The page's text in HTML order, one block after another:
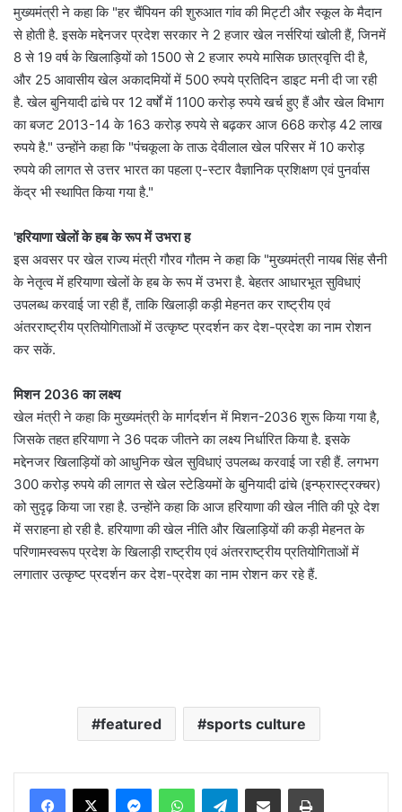
मुख्यमंत्री ने कहा कि "हर चैंपियन की शुरुआत गांव की मिट्टी और स्कूल के मैदान
से होती है. इसके मद्देनजर प्रदेश सरकार ने 2 हजार खेल नर्सरियां खोली हैं, जिनमें
8 से 19 वर्ष के खिलाड़ियों को 1500 से 2 हजार रुपये मासिक छात्रवृत्ति दी है,
और 25 आवासीय खेल अकादमियों में 500 रुपये प्रतिदिन डाइट मनी दी जा रही
है. खेल बुनियादी ढांचे पर 12 वर्षों में 1100 करोड़ रुपये खर्च हुए हैं और खेल विभाग
का बजट 2013-14 के 163 करोड़ रुपये से बढ़कर आज 668 करोड़ 42 लाख
रुपये है." उन्होंने कहा कि "पंचकूला के ताऊ देवीलाल खेल परिसर में 10 करोड़
रुपये की लागत से उत्तर भारत का पहला ए-स्टार वैज्ञानिक प्रशिक्षण एवं पुनर्वास
केंद्र भी स्थापित किया गया है."
'हरियाणा खेलों के हब के रूप में उभरा ह
इस अवसर पर खेल राज्य मंत्री गौरव गौतम ने कहा कि "मुख्यमंत्री नायब सिंह सैनी
के नेतृत्व में हरियाणा खेलों के हब के रूप में उभरा है. बेहतर आधारभूत सुविधाएं
उपलब्ध करवाई जा रही हैं, ताकि खिलाड़ी कड़ी मेहनत कर राष्ट्रीय एवं
अंतरराष्ट्रीय प्रतियोगिताओं में उत्कृष्ट प्रदर्शन कर देश-प्रदेश का नाम रोशन
कर सकें.
मिशन 2036 का लक्ष्य
खेल मंत्री ने कहा कि मुख्यमंत्री के मार्गदर्शन में मिशन-2036 शुरू किया गया है,
जिसके तहत हरियाणा ने 36 पदक जीतने का लक्ष्य निर्धारित किया है. इसके
मद्देनजर खिलाड़ियों को आधुनिक खेल सुविधाएं उपलब्ध करवाई जा रही हैं. लगभग
300 करोड़ रुपये की लागत से खेल स्टेडियमों के बुनियादी ढांचे (इन्फ्रास्ट्रक्चर)
को सुदृढ़ किया जा रहा है. उन्होंने कहा कि आज हरियाणा की खेल नीति की पूरे देश
में सराहना हो रही है. हरियाणा की खेल नीति और खिलाड़ियों की कड़ी मेहनत के
परिणामस्वरूप प्रदेश के खिलाड़ी राष्ट्रीय एवं अंतरराष्ट्रीय प्रतियोगिताओं में
लगातार उत्कृष्ट प्रदर्शन कर देश-प्रदेश का नाम रोशन कर रहे हैं.
featured sports culture
MessengerWhatsAppTelegramShare via Email Print